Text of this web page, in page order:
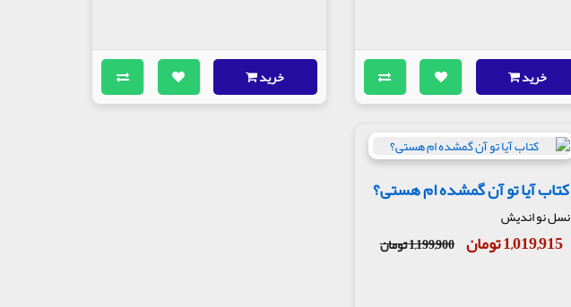
خرید خرید
کتاب آیا تو آن گمشده ام هستی؟
نسل نو اندیش
1,019,915 تومان 1,199,900 تومان